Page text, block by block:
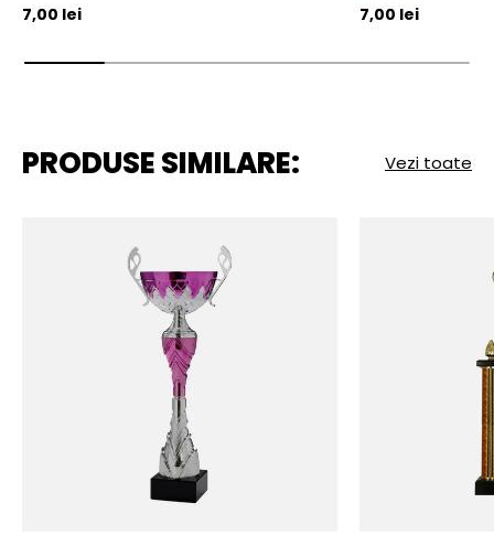
Pret initial
7,00 lei Pret initial
7,00 lei
PRODUSE SIMILARE: Vezi toate